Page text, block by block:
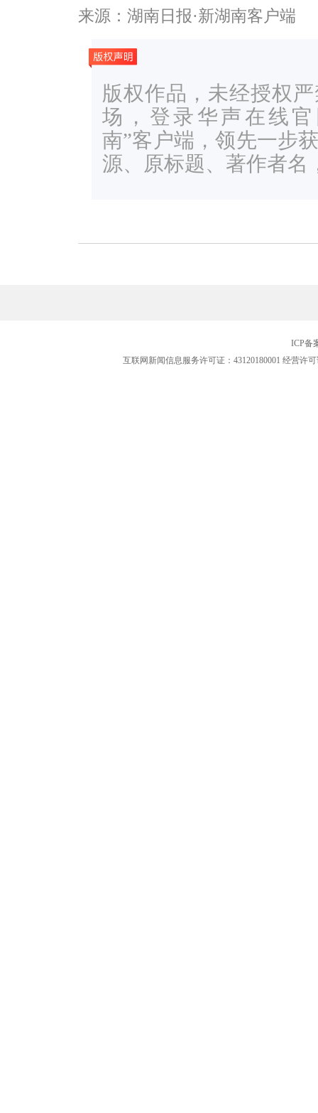
来源：湖南日报·新湖南客户端
版权作品，未经授权
场，登录华声在线官
南”客户端，领先一步
源、原标题、著作者名
ICP备
互联网新闻信息服务许可证：43120180001 经营许可